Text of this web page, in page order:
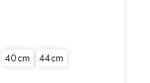
40cm 44cm